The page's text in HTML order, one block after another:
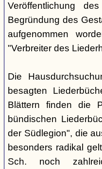
Veröffentlichung
Begründung des
aufgenommen
"Verbreiter des
Die
besagten
Blättern finden die
bündischen
der Südlegion", die
besonders radikal
Sch. noch